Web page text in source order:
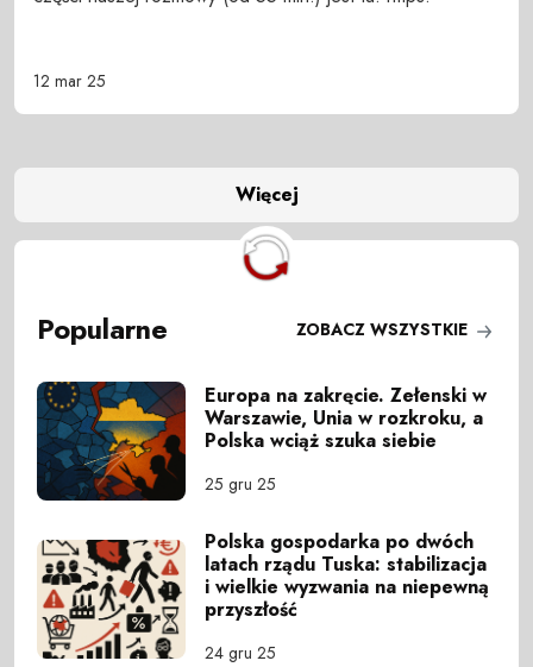
12 mar 25
Więcej
Popularne ZOBACZ WSZYSTKIE
Europa na zakręcie. Zełenski w
Warszawie, Unia w rozkroku, a
Polska wciąż szuka siebie
25 gru 25
Polska gospodarka po dwóch
latach rządu Tuska: stabilizacja
i wielkie wyzwania na niepewną
przyszłość
24 gru 25